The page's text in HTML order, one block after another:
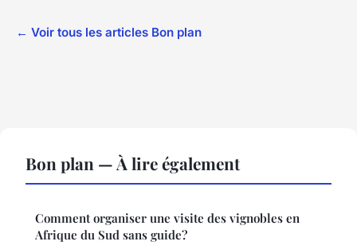
← Voir tous les articles Bon plan
Bon plan — À lire également
Comment organiser une visite des vignobles en
Afrique du Sud sans guide?